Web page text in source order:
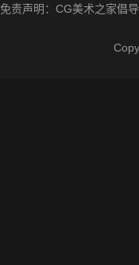
免责声明： CG美术之家倡